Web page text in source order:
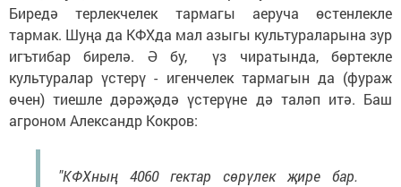
Биредә терлекчелек тармагы аеруча өстенлекле
тармак. Шуңа да КФХда мал азыгы культураларына зур
игътибар бирелә. Ә бу, үз чиратында, бөртекле
культуралар үстерү - игенчелек тармагын да (фураж
өчен) тиешле дәрәҗәдә үстерүне дә таләп итә. Баш
агроном Александр Кокров:
"КФХның 4060 гектар сөрүлек җире бар.